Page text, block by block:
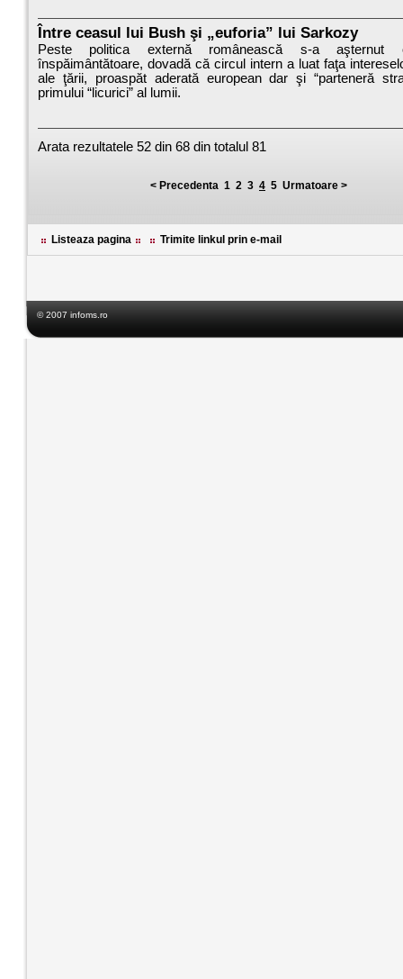
Între ceasul lui Bush şi „euforia” lui Sarkozy
Peste politica externă românească s-a aşternut
înspăimântătoare, dovadă că circul intern a luat faţa
ale ţării, proaspăt aderată european dar şi “parteneră
primului “licurici” al lumii.
Arata rezultatele 52 din 68 din totalul 81
< Precedenta 1 2 3 4 5 Urmatoare >
Listeaza pagina Trimite linkul prin e-mail
© 2007 infoms.ro